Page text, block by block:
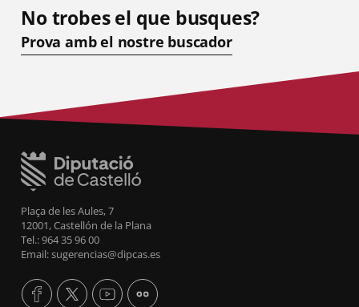
No trobes el que busques?
Prova amb el nostre buscador
Plaça de les Aules, 7
12001, Castellón de la Plana
Tel.: 964 35 96 00
Email: sugerencias@dipcas.es